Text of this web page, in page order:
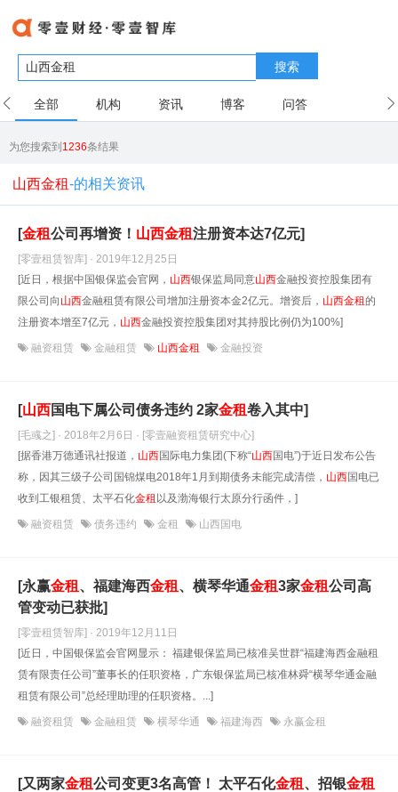
搜索
全部 机构 资讯 博客 问答
为您搜索到1236条结果
山西金租-的相关资讯
[金租公司再增资！ 山西金租注册资本达7亿元]
[零壹租赁智库] · 2019年12月25日
[近日，根据中国银保监会官网， 山西银保监局同意山西金融投资控股集团有
限公司向 山西金融租赁有限公司增加注册资本金2亿元。增资后， 山西金租的
注册资本增至7亿元， 山西金融投资控股集团对其持股比例仍为100%]
融资租赁 金融租赁 山西金租 金融投资
[山西国电下属公司债务违约 2家金租卷入其中]
[毛彧之] · 2018年2月6日 · [零壹融资租赁研究中心]
[据香港万德通讯社报道， 山西国际电力集团(下称“山西国电”)于近日发布公告
称，因其三级子公司国锦煤电2018年1月到期债务未能完成清偿， 山西国电已
收到工银租赁、太平石化金租 以及渤海银行太原分行函件，]
融资租赁 债务违约 金租 山西国电
[永赢金租 、福建海西金租 、横琴华通金租3家金租公司高
管变动已获批]
[零壹租赁智库] · 2019年12月11日
[近日，中国银保监会官网显示： 福建银保监局已核准吴世群“福建海西金融租
赁有限责任公司”董事长的任职资格，广东银保监局已核准林舜“横琴华通金融
租赁有限公司”总经理助理的任职资格。...]
融资租赁 金融租赁 横琴华通 福建海西 永赢金租
[又两家金租公司变更3名高管！ 太平石化金租 、招银金租